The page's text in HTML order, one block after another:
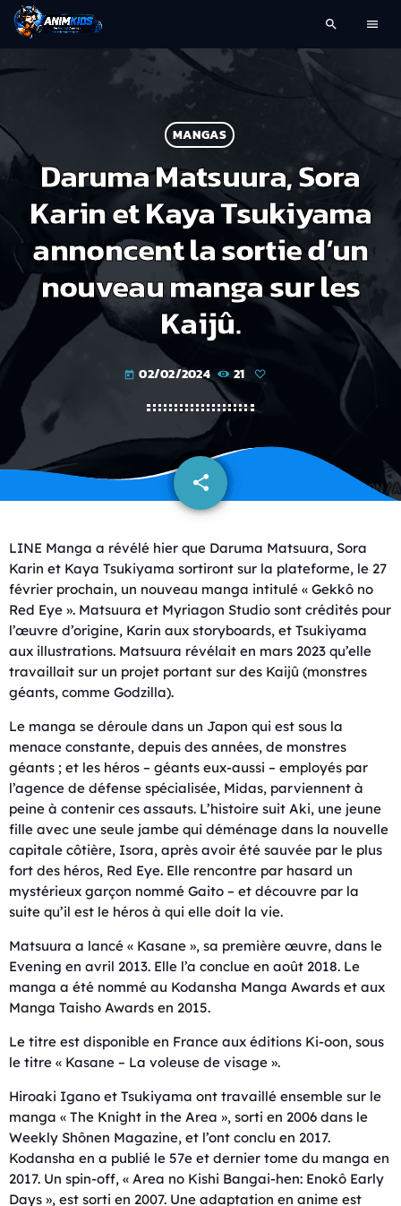
search menu
MANGAS
Daruma Matsuura, Sora
Karin et Kaya Tsukiyama
annoncent la sortie d’un
nouveau manga sur les
Kaijû.
today 02/02/2024 21
share
email
LINE Manga a révélé hier que Daruma Matsuura, Sora
Karin et Kaya Tsukiyama sortiront sur la plateforme, le 27
février prochain, un nouveau manga intitulé « Gekkô no
Red Eye ». Matsuura et Myriagon Studio sont crédités pour
l’œuvre d’origine, Karin aux storyboards, et Tsukiyama
aux illustrations. Matsuura révélait en mars 2023 qu’elle
travaillait sur un projet portant sur des Kaijû (monstres
géants, comme Godzilla).
Le manga se déroule dans un Japon qui est sous la
menace constante, depuis des années, de monstres
géants ; et les héros – géants eux-aussi – employés par
l’agence de défense spécialisée, Midas, parviennent à
peine à contenir ces assauts. L’histoire suit Aki, une jeune
fille avec une seule jambe qui déménage dans la nouvelle
capitale côtière, Isora, après avoir été sauvée par le plus
fort des héros, Red Eye. Elle rencontre par hasard un
mystérieux garçon nommé Gaito – et découvre par la
suite qu’il est le héros à qui elle doit la vie.
Matsuura a lancé « Kasane », sa première œuvre, dans le
Evening en avril 2013. Elle l’a conclue en août 2018. Le
manga a été nommé au Kodansha Manga Awards et aux
Manga Taisho Awards en 2015.
Le titre est disponible en France aux éditions Ki-oon, sous
le titre « Kasane – La voleuse de visage ».
Hiroaki Igano et Tsukiyama ont travaillé ensemble sur le
manga « The Knight in the Area », sorti en 2006 dans le
Weekly Shônen Magazine, et l’ont conclu en 2017.
Kodansha en a publié le 57e et dernier tome du manga en
2017. Un spin-off, « Area no Kishi Bangai-hen: Enokô Early
Days », est sorti en 2007. Une adaptation en anime est